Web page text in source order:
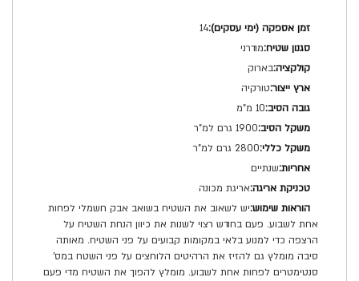
מפרט
טכני
14
מודרני
בארוק
טורקיה
10 מ"מ
1900 גרם למ"ר
2800 גרם למ"ר
שנתיים
אריגת מכונה
יש לשאוב את השטיח בשואב אבק חשמלי לפחות
אחת לשבוע. פעם בחודש רצוי לשנות את כיוון הנחת השטיח על
הרצפה כדי למנוע בלאי במקומות קבועים על פני השטיח. מאותה
סיבה מומלץ גם להזיז את הרהיטים הלוחצים על פני השטח במס'
סנטימטרים לפחות אחת לשבוע. מומלץ להפוך את השטיח מדי פעם